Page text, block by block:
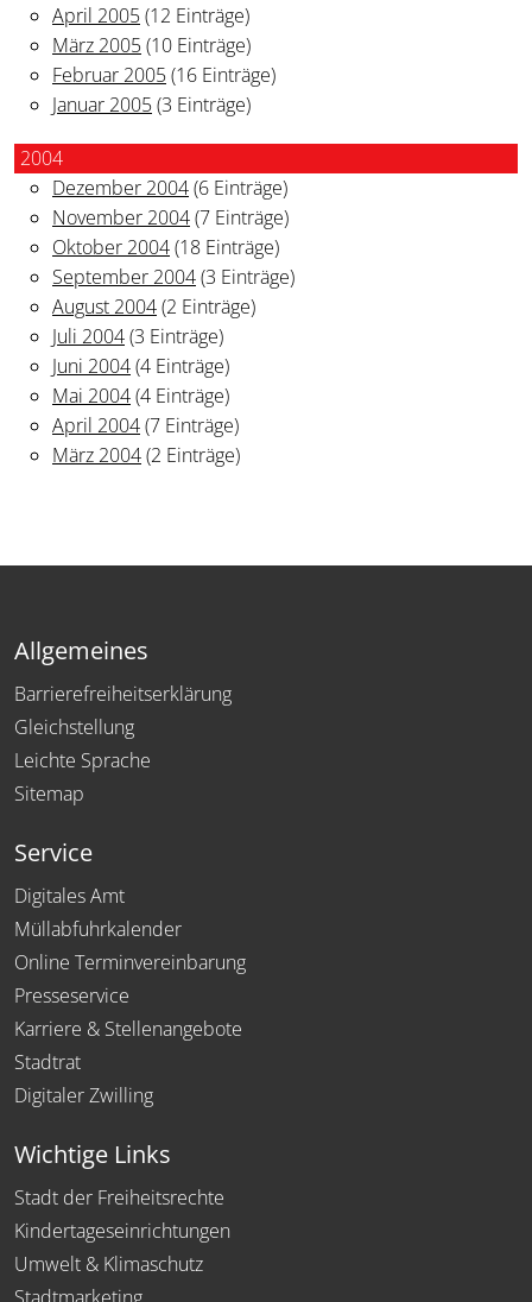
April 2005(12 Einträge)
März 2005(10 Einträge)
Februar 2005(16 Einträge)
Januar 2005(3 Einträge)
2004
Dezember 2004(6 Einträge)
November 2004(7 Einträge)
Oktober 2004(18 Einträge)
September 2004(3 Einträge)
August 2004(2 Einträge)
Juli 2004(3 Einträge)
Juni 2004(4 Einträge)
Mai 2004(4 Einträge)
April 2004(7 Einträge)
März 2004(2 Einträge)
Allgemeines
Barrierefreiheitserklärung
Gleichstellung
Leichte Sprache
Sitemap
Service
Digitales Amt
Müllabfuhrkalender
Online Terminvereinbarung
Presseservice
Karriere & Stellenangebote
Stadtrat
Digitaler Zwilling
Wichtige Links
Stadt der Freiheitsrechte
Kindertageseinrichtungen
Umwelt & Klimaschutz